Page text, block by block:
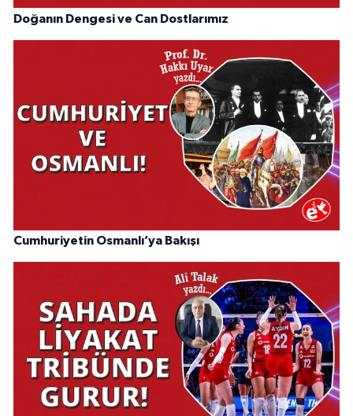
Doğanın Dengesi ve Can Dostlarımız
Cumhuriyetin Osmanlı’ya Bakışı